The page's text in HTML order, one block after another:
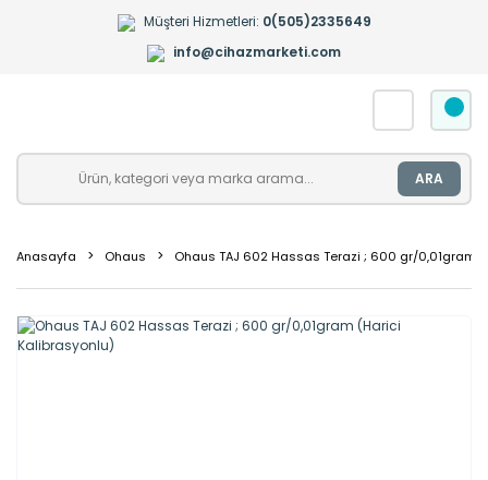
Müşteri Hizmetleri: 0(505)2335649
info@cihazmarketi.com
ARA
Anasayfa Ohaus Ohaus TAJ 602 Hassas Terazi ; 600 gr/0,01gram